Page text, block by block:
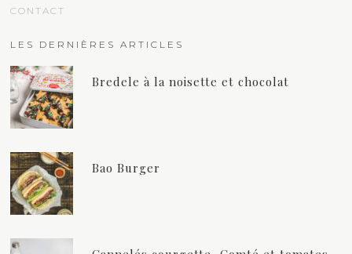
CONTACT
LES DERNIÈRES ARTICLES
Bredele à la noisette et chocolat
Bao Burger